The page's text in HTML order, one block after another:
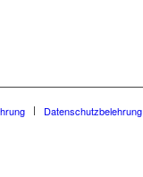
Datenschutzbelehrung